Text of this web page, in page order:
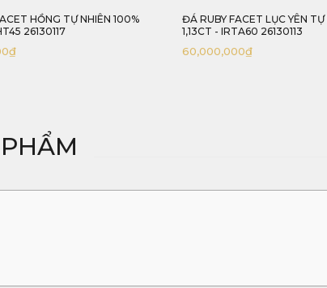
LỤC YÊN TỰ NHIÊN 100%
26130113
₫
VIÊN RUBY FACET ĐỎ LỤC
100% 1,71CT - IRHI86 26138171
86,000,000₫